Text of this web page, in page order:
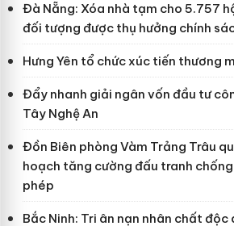
Đà Nẵng: Xóa nhà tạm cho 5.757
đối tượng được thụ hưởng chính
Hưng Yên tổ chức xúc tiến thương
Đẩy nhanh giải ngân vốn đầu tư
Tây Nghệ An
Đồn Biên phòng Vàm Trảng Trâu
hoạch tăng cường đấu tranh
phép
Bắc Ninh: Tri ân nạn nhân chất